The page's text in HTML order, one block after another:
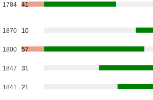
1784 41
1870 10
1800 57
1847 31
1841 21